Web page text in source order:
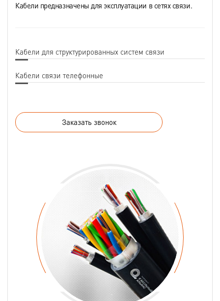
Кабели предназначены для эксплуатации в сетях связи.
Кабели для структурированных систем связи
Кабели связи телефонные
Заказать звонок